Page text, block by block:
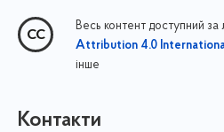
Весь контент доступний за
Attribution 4.0
інше
Контакти